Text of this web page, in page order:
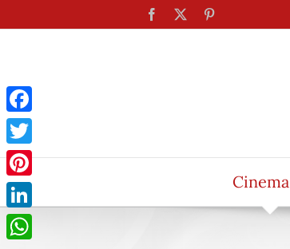
al
Facebook
Cinema
Facebook
Twitter
Pinterest
LinkedIn